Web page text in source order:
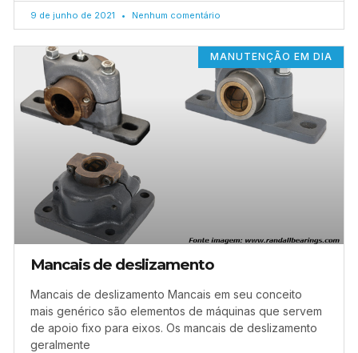
9 de junho de 2021 Nenhum comentário
MANUTENÇÃO EM DIA
Mancais de deslizamento
Mancais de deslizamento Mancais em seu conceito
mais genérico são elementos de máquinas que servem
de apoio fixo para eixos. Os mancais de deslizamento
geralmente